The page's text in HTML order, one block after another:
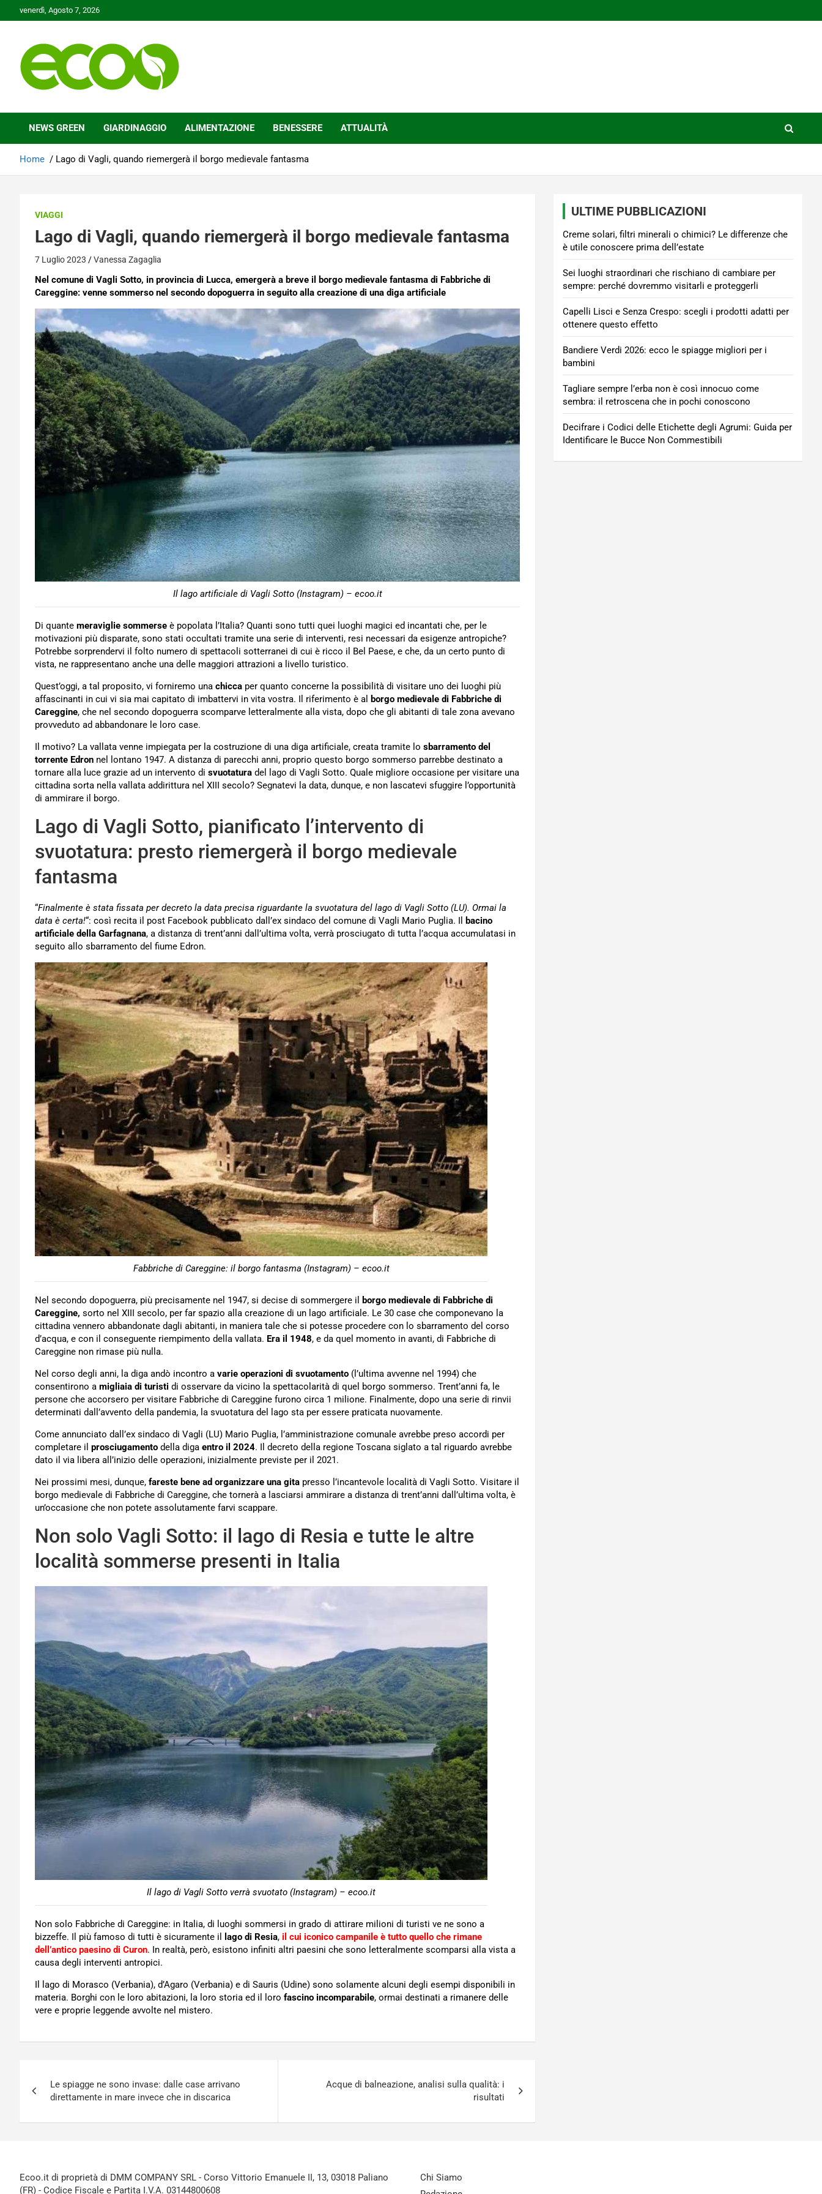
to
venerdì, Agosto 7, 2026
Ecoo.it
NEWS GREEN GIARDINAGGIO ALIMENTAZIONE BENESSERE ATTUALITÀ
Home Lago di Vagli, quando riemergerà il borgo medievale fantasma
VIAGGI
Lago di Vagli, quando riemergerà il borgo medievale fantasma
7 Luglio 2023 Vanessa Zagaglia
Nel comune di Vagli Sotto, in provincia di Lucca, emergerà a breve il borgo medievale fantasma di Fabbriche di
Careggine: venne sommerso nel secondo dopoguerra in seguito alla creazione di una diga artificiale
Il lago artificiale di Vagli Sotto (Instagram) – ecoo.it
Di quante meraviglie sommerse è popolata l’Italia? Quanti sono tutti quei luoghi magici ed incantati che, per le
motivazioni più disparate, sono stati occultati tramite una serie di interventi, resi necessari da esigenze antropiche?
Potrebbe sorprendervi il folto numero di spettacoli sotterranei di cui è ricco il Bel Paese, e che, da un certo punto di
vista, ne rappresentano anche una delle maggiori attrazioni a livello turistico.
Quest’oggi, a tal proposito, vi forniremo una chicca per quanto concerne la possibilità di visitare uno dei luoghi più
affascinanti in cui vi sia mai capitato di imbattervi in vita vostra. Il riferimento è al borgo medievale di Fabbriche di
Careggine, che nel secondo dopoguerra scomparve letteralmente alla vista, dopo che gli abitanti di tale zona avevano
provveduto ad abbandonare le loro case.
Il motivo? La vallata venne impiegata per la costruzione di una diga artificiale, creata tramite lo sbarramento del
torrente Edron nel lontano 1947. A distanza di parecchi anni, proprio questo borgo sommerso parrebbe destinato a
tornare alla luce grazie ad un intervento di svuotatura del lago di Vagli Sotto. Quale migliore occasione per visitare una
cittadina sorta nella vallata addirittura nel XIII secolo? Segnatevi la data, dunque, e non lascatevi sfuggire l’opportunità
di ammirare il borgo.
Lago di Vagli Sotto, pianificato l’intervento di
svuotatura: presto riemergerà il borgo medievale
fantasma
“Finalmente è stata fissata per decreto la data precisa riguardante la svuotatura del lago di Vagli Sotto (LU). Ormai la
data è certa!“: così recita il post Facebook pubblicato dall’ex sindaco del comune di Vagli Mario Puglia. Il
bacino
artificiale della Garfagnana, a distanza di trent’anni dall’ultima volta, verrà prosciugato di tutta l’acqua accumulatasi in
seguito allo sbarramento del fiume Edron.
Fabbriche di Careggine: il borgo fantasma (Instagram) – ecoo.it
Nel secondo dopoguerra, più precisamente nel 1947, si decise di sommergere il
borgo medievale di Fabbriche di
Careggine, sorto nel XIII secolo, per far spazio alla creazione di un lago artificiale. Le 30 case che componevano la
cittadina vennero abbandonate dagli abitanti, in maniera tale che si potesse procedere con lo sbarramento del corso
d’acqua, e con il conseguente riempimento della vallata. Era il 1948, e da quel momento in avanti, di Fabbriche di
Careggine non rimase più nulla.
Nel corso degli anni, la diga andò incontro a varie operazioni di svuotamento (l’ultima avvenne nel 1994) che
consentirono a migliaia di turisti di osservare da vicino la spettacolarità di quel borgo sommerso. Trent’anni fa, le
persone che accorsero per visitare Fabbriche di Careggine furono circa 1 milione. Finalmente, dopo una serie di rinvii
determinati dall’avvento della pandemia, la svuotatura del lago sta per essere praticata nuovamente.
Come annunciato dall’ex sindaco di Vagli (LU) Mario Puglia, l’amministrazione comunale avrebbe preso accordi per
completare il prosciugamento della diga entro il 2024. Il decreto della regione Toscana siglato a tal riguardo avrebbe
dato il via libera all’inizio delle operazioni, inizialmente previste per il 2021.
Nei prossimi mesi, dunque, fareste bene ad organizzare una gita presso l’incantevole località di Vagli Sotto. Visitare il
borgo medievale di Fabbriche di Careggine, che tornerà a lasciarsi ammirare a distanza di trent’anni dall’ultima volta, è
un’occasione che non potete assolutamente farvi scappare.
Non solo Vagli Sotto: il lago di Resia e tutte le altre
località sommerse presenti in Italia
Il lago di Vagli Sotto verrà svuotato (Instagram) – ecoo.it
Non solo Fabbriche di Careggine: in Italia, di luoghi sommersi in grado di attirare milioni di turisti ve ne sono a
bizzeffe. Il più famoso di tutti è sicuramente il
lago di Resia, il cui iconico campanile è tutto quello che rimane
dell’antico paesino di Curon. In realtà, però, esistono infiniti altri paesini che sono letteralmente scomparsi alla vista a
causa degli interventi antropici.
Il lago di Morasco (Verbania), d’Agaro (Verbania) e di Sauris (Udine) sono solamente alcuni degli esempi disponibili in
materia. Borghi con le loro abitazioni, la loro storia ed il loro fascino incomparabile, ormai destinati a rimanere delle
vere e proprie leggende avvolte nel mistero.
articoli
Le spiagge ne sono invase: dalle case arrivano
direttamente in mare invece che in discarica
Acque di balneazione, analisi sulla qualità: i
risultati
ULTIME PUBBLICAZIONI
Creme solari, filtri minerali o chimici? Le differenze che
è utile conoscere prima dell’estate
Sei luoghi straordinari che rischiano di cambiare per
sempre: perché dovremmo visitarli e proteggerli
Capelli Lisci e Senza Crespo: scegli i prodotti adatti per
ottenere questo effetto
Bandiere Verdi 2026: ecco le spiagge migliori per i
bambini
Tagliare sempre l’erba non è così innocuo come
sembra: il retroscena che in pochi conoscono
Decifrare i Codici delle Etichette degli Agrumi: Guida per
Identificare le Bucce Non Commestibili
Ecoo.it di proprietà di DMM COMPANY SRL - Corso Vittorio Emanuele II, 13, 03018 Paliano
(FR) - Codice Fiscale e Partita I.V.A. 03144800608
Chi Siamo